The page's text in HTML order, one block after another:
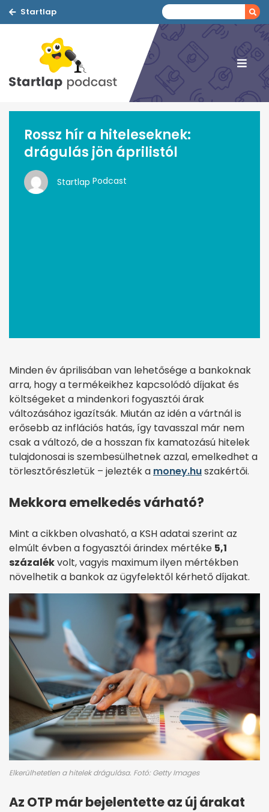
Startlap
Rossz hír a hiteleseknek:
drágulás jön áprilistól
Startlap Podcast
Minden év áprilisában van lehetősége a bankoknak
arra, hogy a termékeikhez kapcsolódó díjakat és
költségeket a mindenkori fogyasztói árak
változásához igazítsák. Miután az idén a vártnál is
erősebb az inflációs hatás, így tavasszal már nem
csak a változó, de a hosszan fix kamatozású hitelek
tulajdonosai is szembesülhetnek azzal, emelkedhet a
törlesztőrészletük – jelezték a money.huszakértői.
Mekkora emelkedés várható?
Mint a cikkben olvasható, a KSH adatai szerint az
elmúlt évben a fogyasztói árindex mértéke 5,1
százalékvolt, vagyis maximum ilyen mértékben
növelhetik a bankok az ügyfelektől kérhető díjakat.
Elkerülhetetlen a hitelek drágulása. Fotó: Getty Images
Az OTP már bejelentette az új árakat